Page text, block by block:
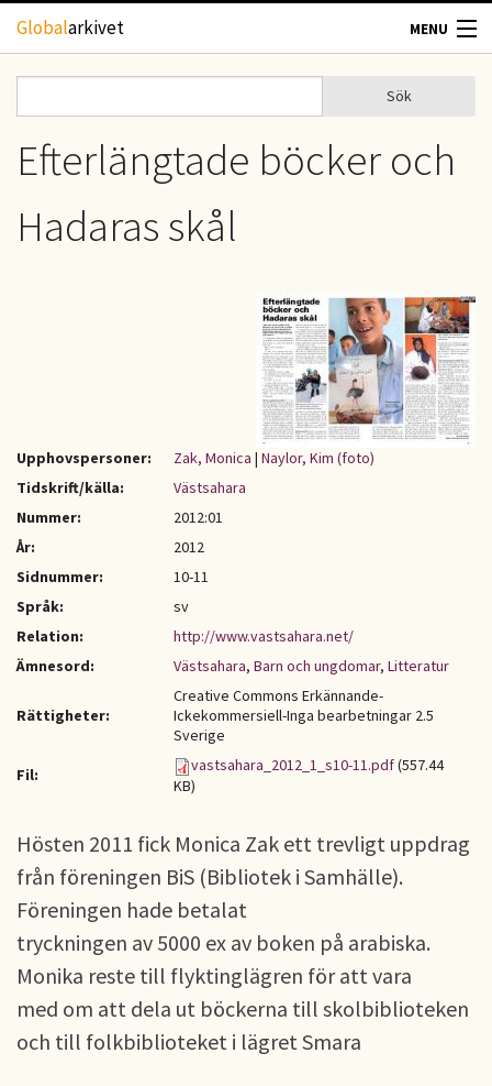
Hoppa till huvudinnehåll
Globalarkivet MENU
TIDSKRIFTER
GEOGRAFI
Sökformulär
Sök
Efterlängtade böcker och
Hadaras skål
Upphovspersoner: Zak, Monica | Naylor, Kim (foto)
Tidskrift/källa:
Västsahara
Nummer:
2012:01
År:
2012
Sidnummer:
10-11
Språk:
sv
Relation:
http://www.vastsahara.net/
Ämnesord:
Västsahara, Barn och ungdomar, Litteratur
Rättigheter:
Creative Commons Erkännande-
Ickekommersiell-Inga bearbetningar 2.5
Sverige
Fil:
vastsahara_2012_1_s10-11.pdf(557.44
KB)
Hösten 2011 fick Monica Zak ett trevligt uppdrag
från föreningen BiS (Bibliotek i Samhälle).
Föreningen hade betalat
tryckningen av 5000 ex av boken på arabiska.
Monika reste till flyktinglägren för att vara
med om att dela ut böckerna till skolbiblioteken
och till folkbiblioteket i lägret Smara